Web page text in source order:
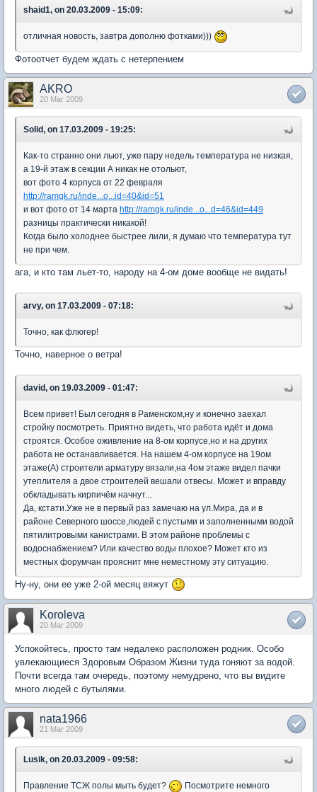
shaid1, on 20.03.2009 - 15:09:
отличная новость, завтра дополню фотками)))
Фотоотчет будем ждать с нетерпением
AKRO
20 Mar 2009
Solid, on 17.03.2009 - 19:25:
Как-то странно они льют, уже пару недель температура не низкая,
а 19-й этаж в секции А никак не отольют,
вот фото 4 корпуса от 22 февраля
http://ramgk.ru/inde...o...id=40&id=51
и вот фото от 14 марта http://ramgk.ru/inde...o...d=46&id=449
разницы практически никакой!
Когда было холоднее быстрее лили, я думаю что температура тут
не при чем.
ага, и кто там льет-то, народу на 4-ом доме вообще не видать!
arvy, on 17.03.2009 - 07:18:
Точно, как флюгер!
Точно, наверное о ветра!
david, on 19.03.2009 - 01:47:
Всем привет! Был сегодня в Раменском,ну и конечно заехал
стройку посмотреть. Приятно видеть, что работа идёт и дома
строятся. Особое оживление на 8-ом корпусе,но и на других
работа не останавливается. На нашем 4-ом корпусе на 19ом
этаже(А) строители арматуру вязали,на 4ом этаже видел пачки
утеплителя а двое строителей вешали отвесы. Может и вправду
обкладывать кирпичём начнут...
Да, кстати.Уже не в первый раз замечаю на ул.Мира, да и в
районе Северного шоссе,людей с пустыми и заполненными водой
пятилитровыми канистрами. В этом районе проблемы с
водоснабжением? Или качество воды плохое? Может кто из
местных форумчан прояснит мне неместному эту ситуацию.
Ну-ну, они ее уже 2-ой месяц вяжут
Koroleva
20 Mar 2009
Успокойтесь, просто там недалеко расположен родник. Особо
увлекающиеся Здоровым Образом Жизни туда гоняют за водой.
Почти всегда там очередь, поэтому немудрено, что вы видите
много людей с бутылями.
nata1966
21 Mar 2009
Lusik, on 20.03.2009 - 09:58:
Правление ТСЖ полы мыть будет? Посмотрите немного